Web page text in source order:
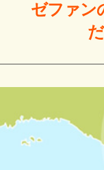
ゼファン